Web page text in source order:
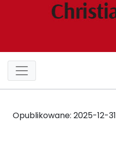
Opublikowane: 2025-12-31